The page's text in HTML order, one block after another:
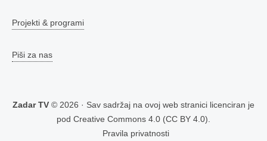
Projekti & programi
Piši za nas
Zadar TV © 2026 · Sav sadržaj na ovoj web stranici licenciran je
pod Creative Commons 4.0 (CC BY 4.0)
Pravila privatnosti